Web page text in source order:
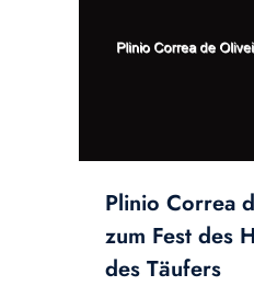
Plinio Correa
zum Fest des
des Täufers